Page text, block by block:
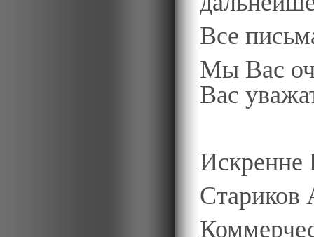
Все
Мы Вас
Вас
Стариков